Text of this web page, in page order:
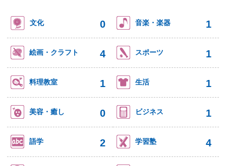
文化 0 音楽・楽器 1
絵画・クラフト 4 スポーツ 1
料理教室 1 生活 1
美容・癒し 0 ビジネス 1
語学 2 学習塾 4